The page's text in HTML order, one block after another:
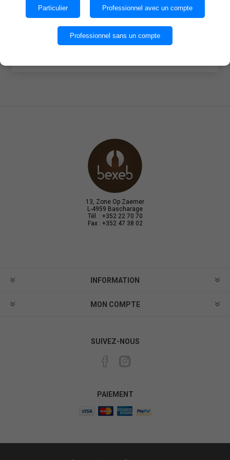
Catégories
Tags fréquents
13, Zone Op Zaemer
L-4959 Bascharage
Tél. : +352 22 70 70
Fax : +352 47 38 02
INFORMATION
MON COMPTE
SUIVEZ-NOUS
PAIEMENT
OK
Particulier Professionnel avec un compte
Professionnel sans un compte